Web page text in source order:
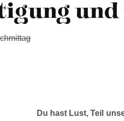
Du hast Lust, Teil